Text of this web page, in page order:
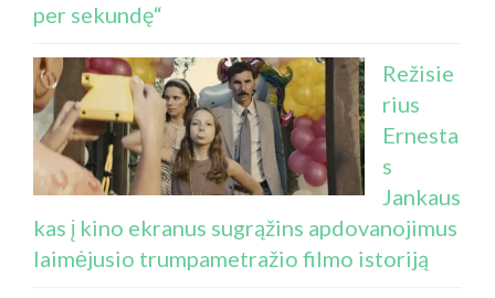
per sekundę“
Režisie
rius
Ernesta
s
Jankaus
kas į kino ekranus sugrąžins apdovanojimus
laimėjusio trumpametražio filmo istoriją